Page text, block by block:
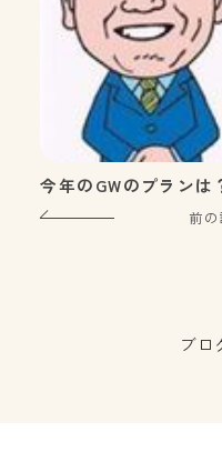
今年のGWのプランは
前の
ブロ